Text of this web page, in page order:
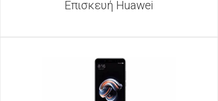
Επισκευή Huawei